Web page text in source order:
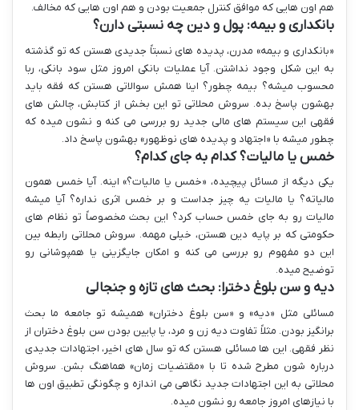
هم اون هایی که موافق کنترل جمعیت بودن و هم اون هایی که مخالف.
بانکداری و بیمه: پول و دین چه نسبتی دارن؟
«بانکداری و بیمه» مدرن، پدیده های نسبتاً جدیدی هستن که تو گذشته
به این شکل وجود نداشتن. آیا عملیات بانکی امروز مثل سود بانکی، ربا
محسوب میشه؟ بیمه چطور؟ اینا همش سوالاتی هستن که فقه باید
بهشون پاسخ بده. سروش محلاتی تو این بخش از کتابش، چالش های
فقهی این سیستم های مالی جدید رو بررسی می کنه و نشون میده که
چطور میشه با «اجتهاد و پدیده های نوظهور» بهشون پاسخ داد.
خمس یا مالیات؟ کدام به جای کدام؟
یکی دیگه از مسائل پیچیده، «خمس یا مالیات؟» اینه. آیا خمس همون
مالیاته؟ یا مالیات یه چیز جداست و بر خمس اثری نداره؟ آیا میشه
مالیات رو به جای خمس حساب کرد؟ این بحث مخصوصاً تو نظام های
حکومتی که بر پایه دین هستن، خیلی مهمه. سروش محلاتی رابطه بین
این دو مفهوم رو بررسی می کنه و امکان جایگزینی یا همپوشانی رو
توضیح میده.
دیه و سن بلوغ دخترا: بحث های تازه و جنجالی
مسائلی مثل «دیه» و «سن بلوغ دختران» همیشه تو جامعه ما بحث
برانگیز بودن. مثلاً تفاوت دیه زن و مرد، یا پایین بودن سن بلوغ دختران از
نظر فقهی. این ها مسائلی هستن که تو سال های اخیر، اجتهادات جدیدی
درباره شون مطرح شده تا با «مقتضیات زمان» هماهنگ بشن. سروش
محلاتی به این اجتهادات جدید نگاهی می اندازه و چگونگی تطبیق اون ها
با نیازهای امروز جامعه رو نشون میده.